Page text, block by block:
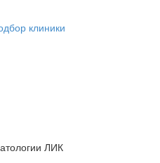
клиники
ЛИК